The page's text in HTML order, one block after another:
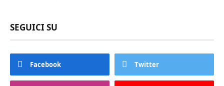
SEGUICI SU
Facebook Twitter